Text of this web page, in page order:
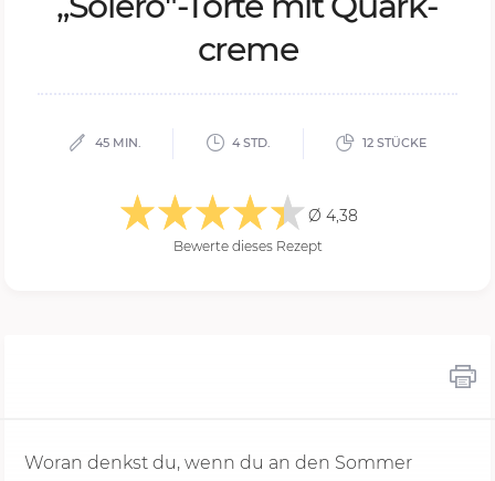
cre­me
45 MIN. 4 STD. 12 STÜCKE
Ø 4,38
Bewerte dieses Rezept
Woran denkst du, wenn du an den Sommer